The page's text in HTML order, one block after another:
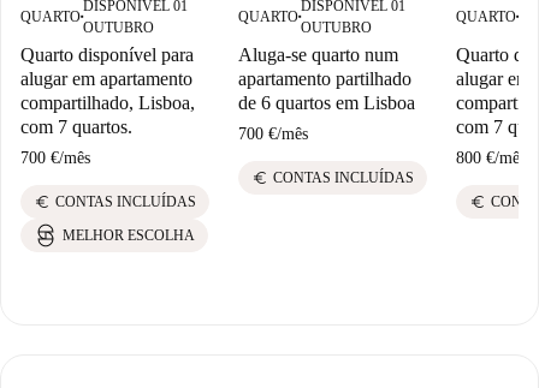
QUARTO■
DISPONÍVEL 01
OUTUBRO
Quarto disponível para
alugar em apartamento
compartilhado, Lisboa,
com 7 quartos.
700 €/mês
euro CONTAS INCLUÍDAS
MELHOR ESCOLHA
QUARTO■
DISPONÍVEL 01
OUTUBRO
Aluga-se quarto num
apartamento partilhado
de 6 quartos em Lisboa
700 €/mês
euro CONTAS INCLUÍDAS
QUARTO■
Quarto
alugar em
com 7
800 €/mês
euro